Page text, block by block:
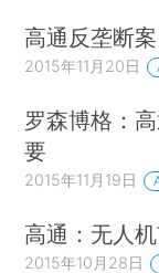
高通反垄断
2015年11月20日
罗森博格：
要
2015年11月19日
高通：无人
2015年10月28日